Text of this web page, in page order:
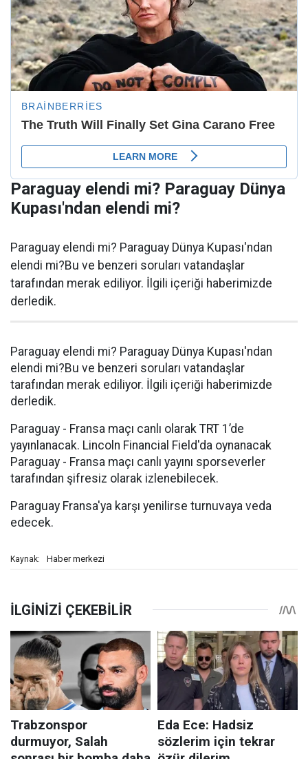
Paraguay elendi mi? Paraguay Dünya
Kupası'ndan elendi mi?
Paraguay elendi mi? Paraguay Dünya Kupası'ndan
elendi mi?Bu ve benzeri soruları vatandaşlar
tarafından merak ediliyor. İlgili içeriği haberimizde
derledik.
Paraguay elendi mi? Paraguay Dünya Kupası'ndan
elendi mi?Bu ve benzeri soruları vatandaşlar
tarafından merak ediliyor. İlgili içeriği haberimizde
derledik.
Paraguay - Fransa maçı canlı olarak TRT 1’de
yayınlanacak. Lincoln Financial Field'da oynanacak
Paraguay - Fransa maçı canlı yayını sporseverler
tarafından şifresiz olarak izlenebilecek.
Paraguay Fransa'ya karşı yenilirse turnuvaya veda
edecek.
Kaynak: Haber merkezi